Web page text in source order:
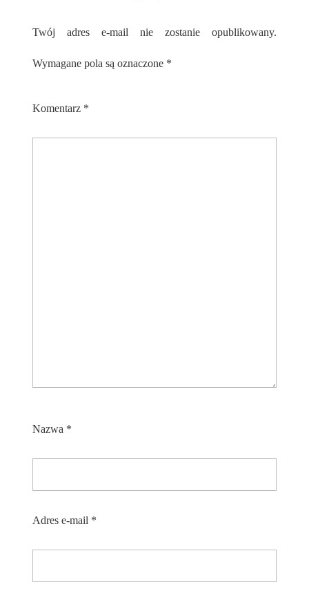
Twój adres e-mail nie zostanie opublikowany.
Wymagane pola są oznaczone *
Komentarz *
Nazwa *
Adres e-mail *